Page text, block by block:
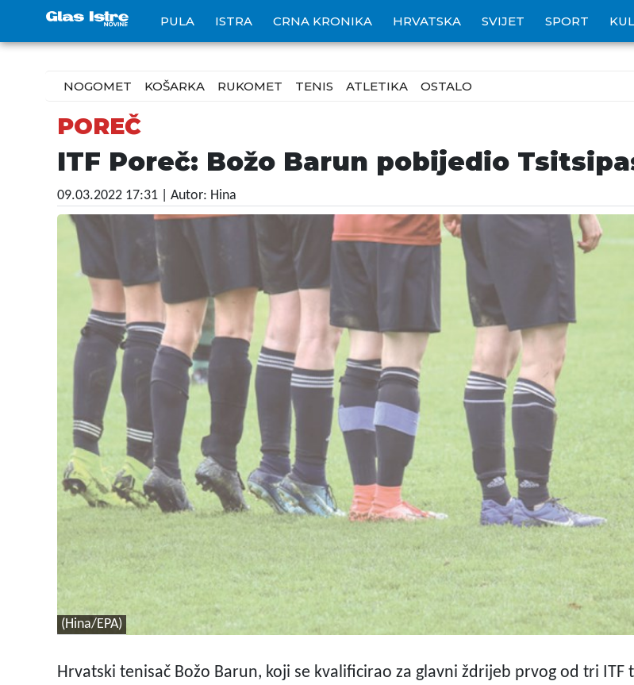
PULA ISTRA CRNA KRONIKA HRVATSKA SVIJET SPORT
NOGOMET KOŠARKA RUKOMET TENIS ATLETIKA OSTALO
POREČ
ITF Poreč: Božo Barun pobijedio
09.03.2022 17:31 | Autor: Hina
(Hina/EPA)
Hrvatski tenisač Božo Barun, koji se kvalificirao za glavni ždrijeb prvog od tri ITF